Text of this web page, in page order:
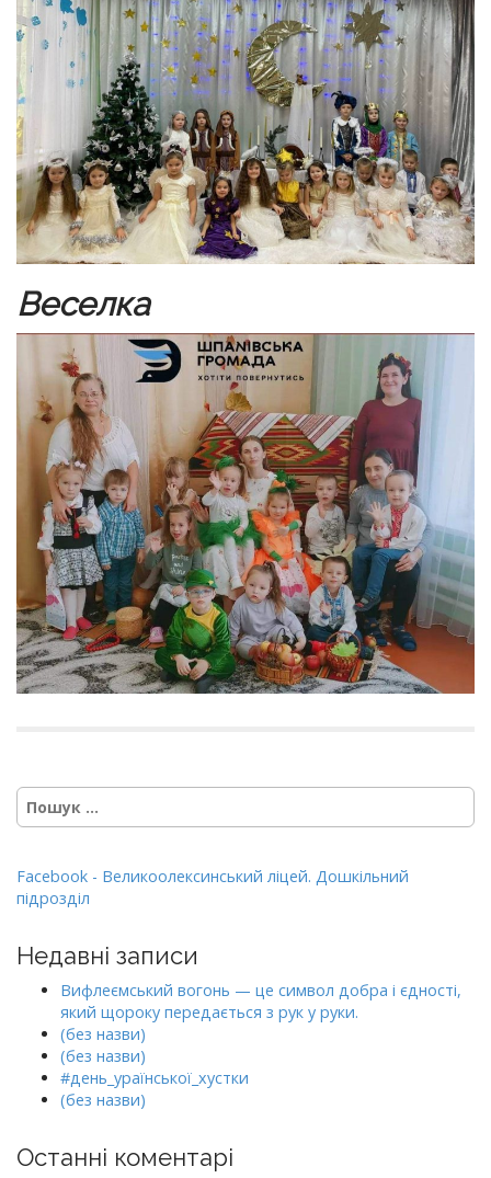
Веселка
Пошук:
Facebook - Великоолексинський ліцей. Дошкільний
підрозділ
Недавні записи
Вифлеємський вогонь — це символ добра і єдності,
який щороку передається з рук у руки.
(без назви)
(без назви)
#день_ураїнської_хустки
(без назви)
Останні коментарі